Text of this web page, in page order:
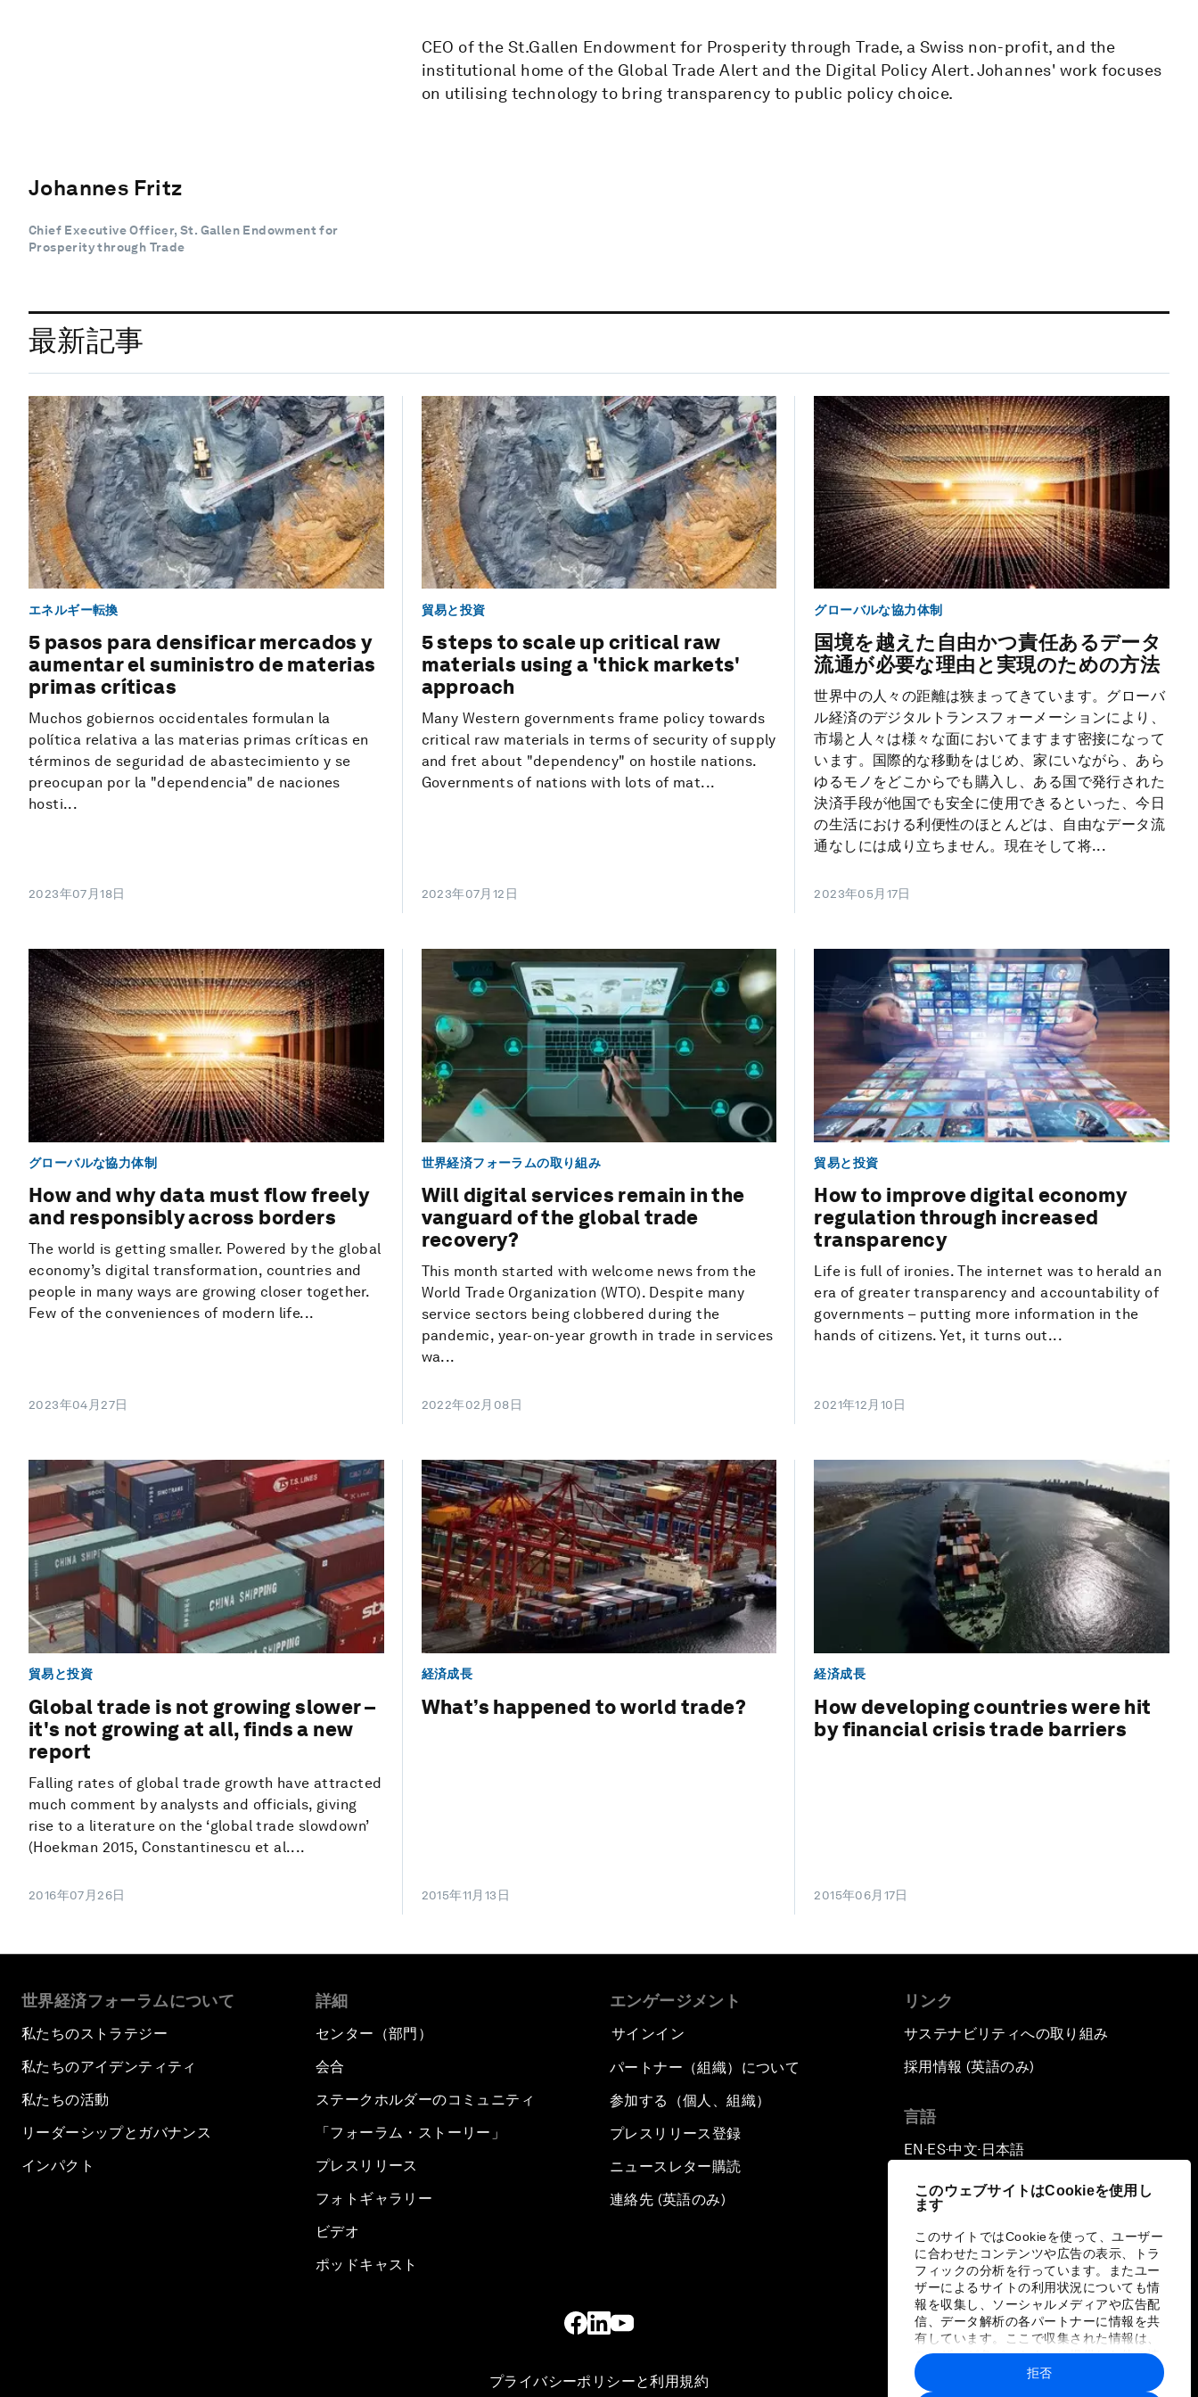
このウェブサイトはCookieを使用し
ます
このサイトではCookieを使って、ユーザー
に合わせたコンテンツや広告の表示、トラ
フィックの分析を行っています。またユー
ザーによるサイトの利用状況についても情
報を収集し、ソーシャルメディアや広告配
信、データ解析の各パートナーに情報を共
有しています。ここで収集された情報は、
ユーザーが各パートナーに提供した他の情
報や各パートナーのサービスを使用した際
に収集された情報と組み合わされ、各パー
拒否
Johannes Fritz
Chief Executive Officer, St. Gallen Endowment for
Prosperity through Trade
CEO of the St.Gallen Endowment for Prosperity through Trade, a Swiss non-profit, and the
institutional home of the Global Trade Alert and the Digital Policy Alert. Johannes' work focuses
on utilising technology to bring transparency to public policy choice.
最新記事
エネルギー転換
5 pasos para densificar mercados y
aumentar el suministro de materias
primas críticas
Muchos gobiernos occidentales formulan la
política relativa a las materias primas críticas en
términos de seguridad de abastecimiento y se
preocupan por la "dependencia" de naciones
hosti...
2023年07月18日
貿易と投資
5 steps to scale up critical raw
materials using a 'thick markets'
approach
Many Western governments frame policy towards
critical raw materials in terms of security of supply
and fret about "dependency" on hostile nations.
Governments of nations with lots of mat...
2023年07月12日
グローバルな協力体制
国境を越えた自由かつ責任あるデータ
流通が必要な理由と実現のための方法
世界中の人々の距離は狭まってきています。グローバ
ル経済のデジタルトランスフォーメーションにより、
市場と人々は様々な面においてますます密接になって
います。国際的な移動をはじめ、家にいながら、あら
ゆるモノをどこからでも購入し、ある国で発行された
決済手段が他国でも安全に使用できるといった、今日
の生活における利便性のほとんどは、自由なデータ流
通なしには成り立ちません。現在そして将...
2023年05月17日
グローバルな協力体制
How and why data must flow freely
and responsibly across borders
The world is getting smaller. Powered by the global
economy’s digital transformation, countries and
people in many ways are growing closer together.
Few of the conveniences of modern life...
2023年04月27日
世界経済フォーラムの取り組み
Will digital services remain in the
vanguard of the global trade
recovery?
This month started with welcome news from the
World Trade Organization (WTO). Despite many
service sectors being clobbered during the
pandemic, year-on-year growth in trade in services
wa...
2022年02月08日
貿易と投資
How to improve digital economy
regulation through increased
transparency
Life is full of ironies. The internet was to herald an
era of greater transparency and accountability of
governments – putting more information in the
hands of citizens. Yet, it turns out...
2021年12月10日
貿易と投資
Global trade is not growing slower –
it's not growing at all, finds a new
report
Falling rates of global trade growth have attracted
much comment by analysts and officials, giving
rise to a literature on the ‘global trade slowdown’
(Hoekman 2015, Constantinescu et al....
2016年07月26日
経済成長
What’s happened to world trade?
2015年11月13日
経済成長
How developing countries were hit
by financial crisis trade barriers
2015年06月17日
世界経済フォーラムについて
私たちのストラテジー
私たちのアイデンティティ
私たちの活動
リーダーシップとガバナンス
インパクト
詳細
センター（部門）
会合
ステークホルダーのコミュニティ
「フォーラム・ストーリー」
プレスリリース
フォトギャラリー
ビデオ
ポッドキャスト
エンゲージメント
サインイン
パートナー（組織）について
参加する（個人、組織）
プレスリリース登録
ニュースレター購読
連絡先 (英語のみ)
リンク
サステナビリティへの取り組み
採用情報 (英語のみ)
言語
EN ▪ES▪中文▪ 日本語
プライバシーポリシーと利用規約